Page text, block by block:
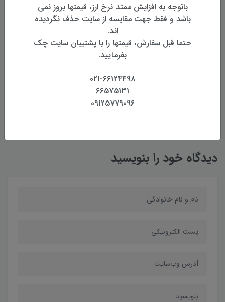
معرفی متر لیزری سندوی SNDWAY SW-E60
دیدگاه خود را بنویسید
باتوجه به افزایش ممتد نرخ ارز، قیمتها بروز نمی
باشد و فقط جهت مقایسه از سایت حذف نگردیده
اند.
حتما قبل سفارش، قیمتها را با پشتیبان سایت چک
بفرمایید.
021-66124498
66575131
09125779096